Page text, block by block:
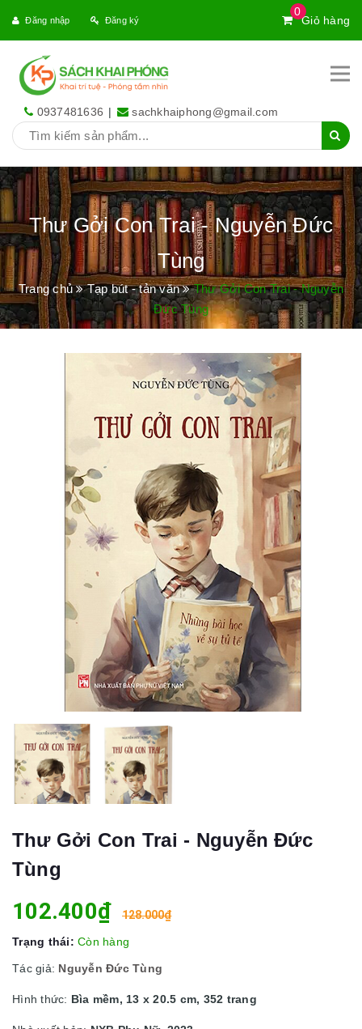
0
Giỏ hàng
Đăng nhập Đăng ký
0937481636 | sachkhaiphong@gmail.com
Thư Gởi Con Trai - Nguyễn Đức
Tùng
Trang chủ Tạp bút - tản văn
Thư Gởi Con Trai - Nguyễn
Đức Tùng
Thư Gởi Con Trai - Nguyễn Đức
Tùng
102.400₫ 128.000₫
Trạng thái: Còn hàng
Tác giả: Nguyễn Đức Tùng
Hình thức: Bìa mềm, 13 x 20.5 cm, 352 trang